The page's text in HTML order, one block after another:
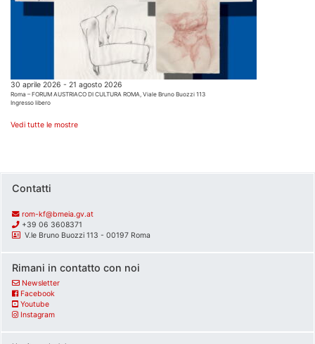
30 aprile 2026 - 21 agosto 2026
Roma – FORUM AUSTRIACO DI CULTURA ROMA, Viale Bruno Buozzi 113
Ingresso libero
Vedi tutte le mostre
Contatti
rom-kf@bmeia.gv.at
+39 06 3608371
V.le Bruno Buozzi 113 - 00197 Roma
Rimani in contatto con noi
Newsletter
Facebook
Youtube
Instagram